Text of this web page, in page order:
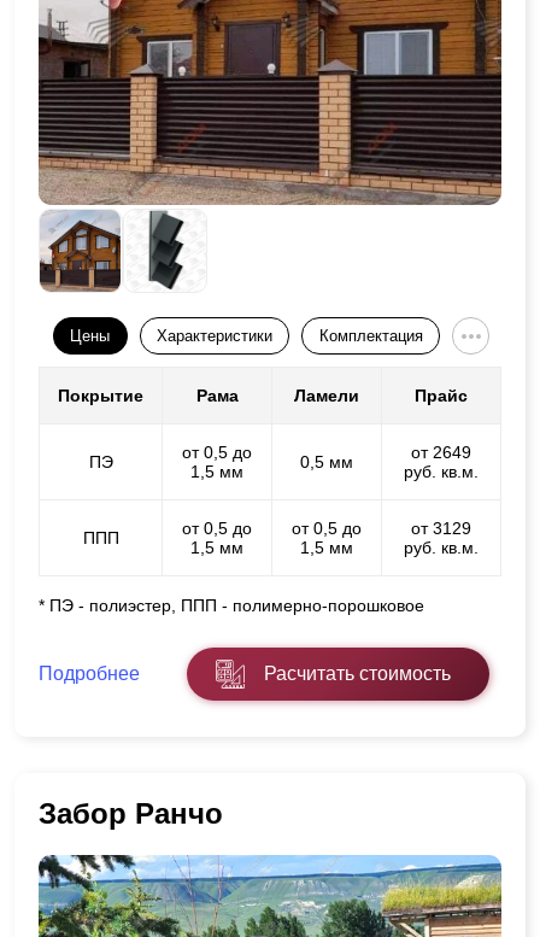
Цены Характеристики Комплектация
Покрытие Рама Ламели Прайс
ПЭ
от 0,5 до
1,5 мм
0,5 мм
от 2649
руб. кв.м.
ППП
от 0,5 до
1,5 мм
от 0,5 до
1,5 мм
от 3129
руб. кв.м.
* ПЭ - полиэстер, ППП - полимерно-порошковое
Подробнее Расчитать стоимость
Забор Ранчо